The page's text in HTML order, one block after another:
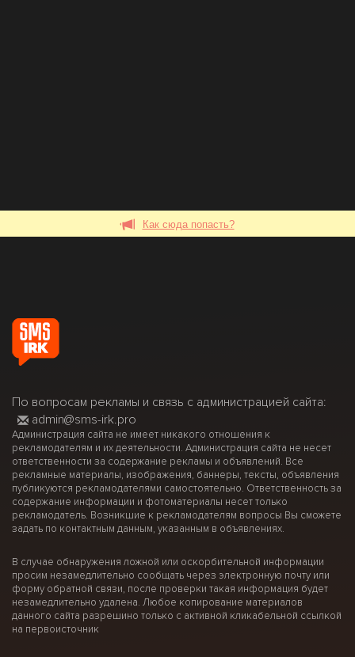
Как сюда попасть?
По вопросам рекламы и связь с администрацией сайта:
admin@sms-irk.pro
Администрация сайта не имеет никакого отношения к
рекламодателям и их деятельности. Администрация сайта не несет
ответственности за содержание рекламы и объявлений. Все
рекламные материалы, изображения, баннеры, тексты, объявления
публикуются рекламодателями самостоятельно. Ответственность за
содержание информации и фотоматериалы несет только
рекламодатель. Возникшие к рекламодателям вопросы Вы сможете
задать по контактным данным, указанным в объявлениях.
В случае обнаружения ложной или оскорбительной информации
просим незамедлительно сообщать через электронную почту или
форму обратной связи, после проверки такая информация будет
незамедлительно удалена. Любое копирование материалов
данного сайта разрешино только с активной кликабельной ссылкой
на первоисточник